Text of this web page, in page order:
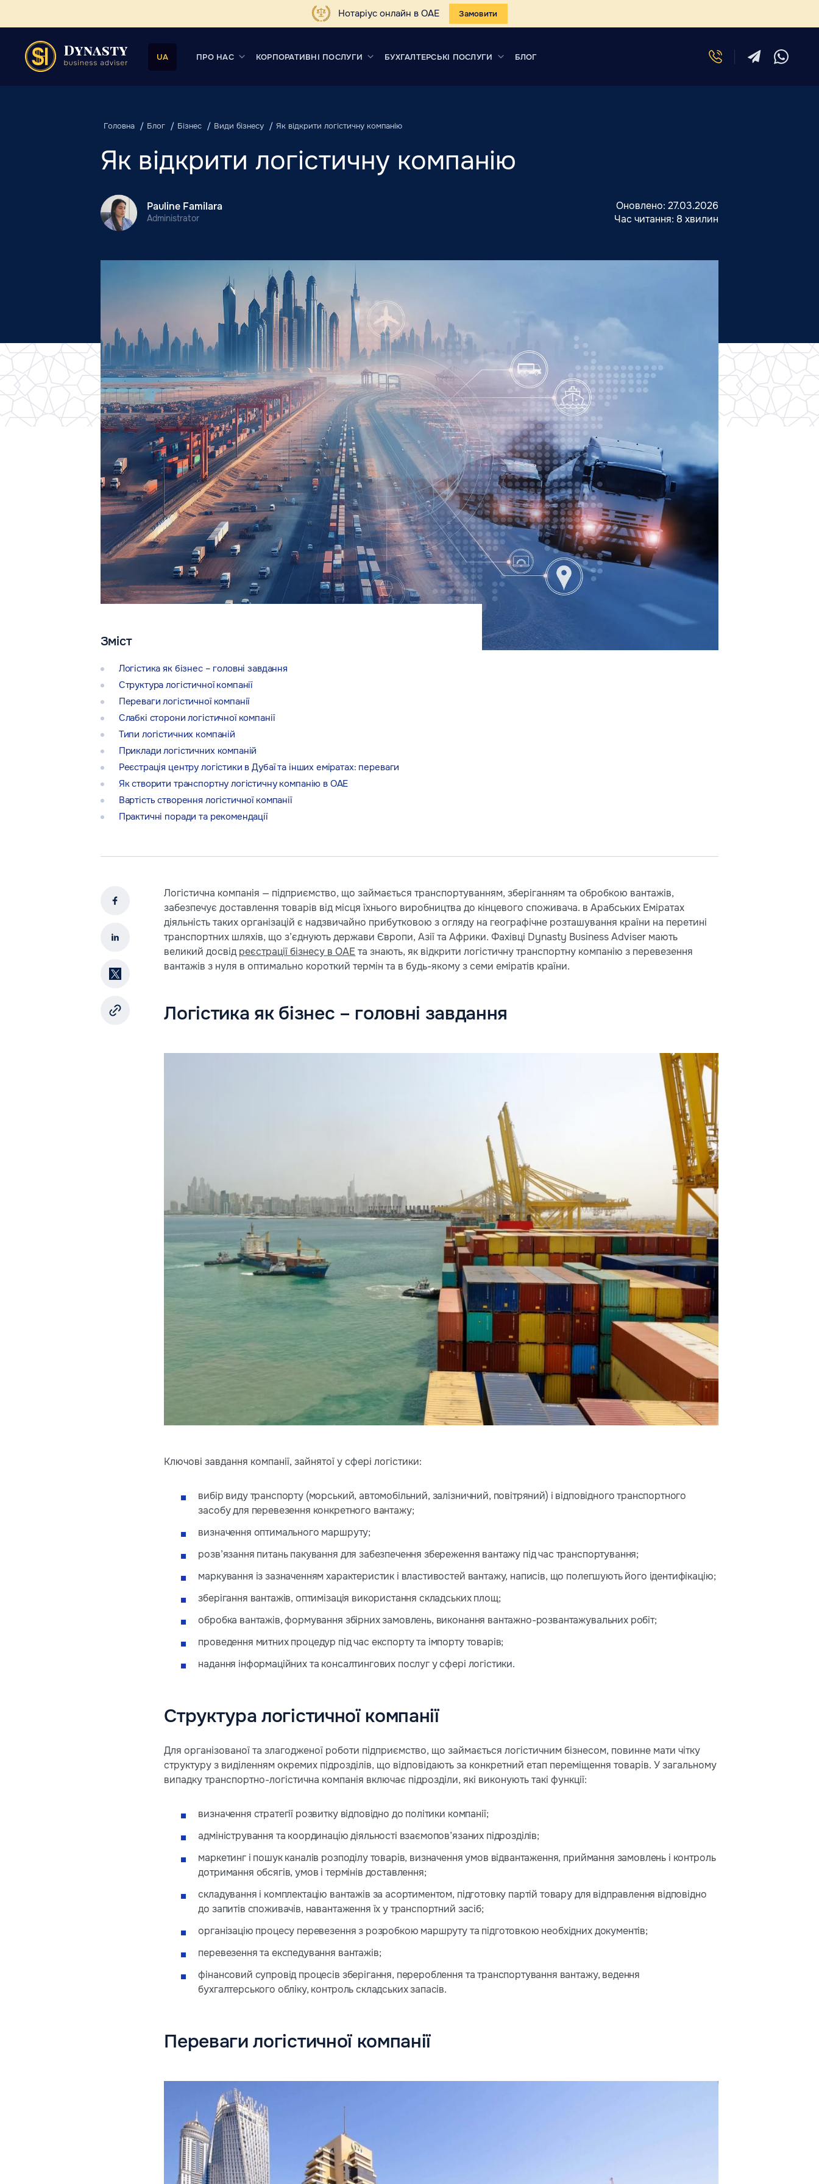
Нотаріус онлайн в ОАЕ Замовити
UA ПРО НАС КОРПОРАТИВНІ ПОСЛУГИ БУХГАЛТЕРСЬКІ ПОСЛУГИ БЛОГ
Головна Блог Бізнес Види бізнесу Як відкрити логістичну компанію
Як відкрити логістичну компанію
Pauline Familara
Administrator
Оновлено:27.03.2026
Час читання: 8 хвилин
Зміст
Логістика як бізнес – головні завдання
Структура логістичної компанії
Переваги логістичної компанії
Слабкі сторони логістичної компанії
Типи логістичних компаній
Приклади логістичних компаній
Реєстрація центру логістики в Дубаї та інших еміратах: переваги
Як створити транспортну логістичну компанію в ОАЕ
Вартість створення логістичної компанії
Практичні поради та рекомендації
Логістична компанія — підприємство, що займається транспортуванням, зберіганням та обробкою вантажів,
забезпечує доставлення товарів від місця їхнього виробництва до кінцевого споживача. в Арабських Еміратах
діяльність таких організацій є надзвичайно прибутковою з огляду на географічне розташування країни на перетині
транспортних шляхів, що з’єднують держави Європи, Азії та Африки. Фахівці Dynasty Business Adviser мають
великий досвідреєстрації бізнесу в ОАЕ та знають, як відкрити логістичну транспортну компанію з перевезення
вантажів з нуля в оптимально короткий термін та в будь-якому з семи еміратів країни.
Логістика як бізнес – головні завдання
Ключові завдання компанії, зайнятої у сфері логістики:
вибір виду транспорту (морський, автомобільний, залізничний, повітряний) і відповідного транспортного
засобу для перевезення конкретного вантажу;
визначення оптимального маршруту;
розв’язання питань пакування для забезпечення збереження вантажу під час транспортування;
маркування із зазначенням характеристик і властивостей вантажу, написів, що полегшують його ідентифікацію;
зберігання вантажів, оптимізація використання складських площ;
обробка вантажів, формування збірних замовлень, виконання вантажно-розвантажувальних робіт;
проведення митних процедур під час експорту та імпорту товарів;
надання інформаційних та консалтингових послуг у сфері логістики.
Структура логістичної компанії
Для організованої та злагодженої роботи підприємство, що займається логістичним бізнесом, повинне мати чітку
структуру з виділенням окремих підрозділів, що відповідають за конкретний етап переміщення товарів. У загальному
випадку транспортно-логістична компанія включає підрозділи, які виконують такі функції:
визначення стратегії розвитку відповідно до політики компанії;
адміністрування та координацію діяльності взаємопов’язаних підрозділів;
маркетинг і пошук каналів розподілу товарів, визначення умов відвантаження, приймання замовлень і контроль
дотримання обсягів, умов і термінів доставлення;
складування і комплектацію вантажів за асортиментом, підготовку партій товару для відправлення відповідно
до запитів споживачів, навантаження їх у транспортний засіб;
організацію процесу перевезення з розробкою маршруту та підготовкою необхідних документів;
перевезення та експедування вантажів;
фінансовий супровід процесів зберігання, перероблення та транспортування вантажу, ведення
бухгалтерського обліку, контроль складських запасів.
Переваги логістичної компанії